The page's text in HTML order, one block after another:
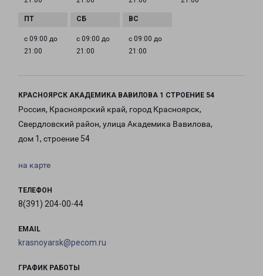
с 09:00 до
21:00
с 09:00 до
21:00
с 09:00 до
21:00
КРАСНОЯРСК АКАДЕМИКА ВАВИЛОВА 1 СТРОЕНИЕ 54
Россия, Красноярский край, город Красноярск,
Свердловский район, улица Академика Вавилова,
дом 1, строение 54
на карте
ТЕЛЕФОН
8(391) 204-00-44
EMAIL
krasnoyarsk@pecom.ru
ГРАФИК РАБОТЫ